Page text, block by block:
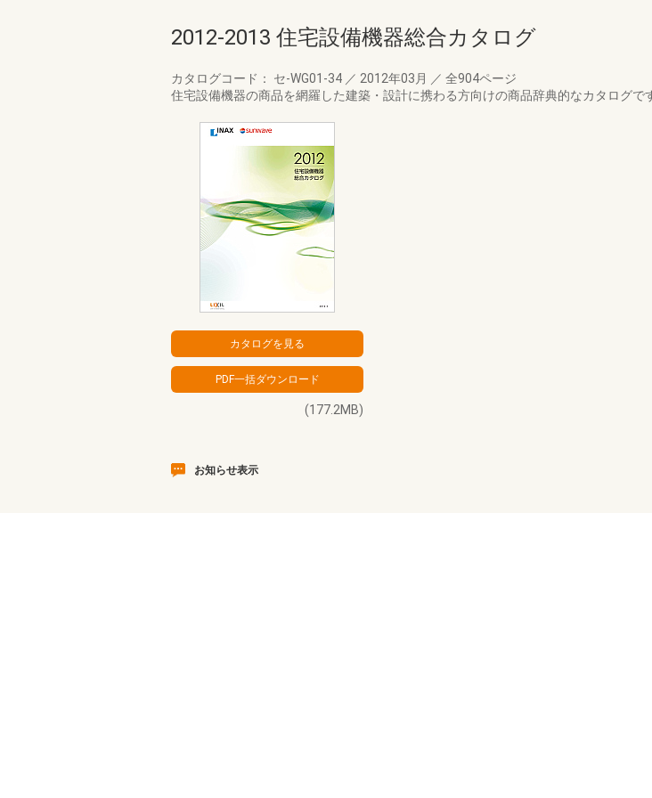
2012-2013 住宅設備機器総合カタログ
カタログコード： セ-WG01-34 ／ 2012年03月 ／ 全904ページ
住宅設備機器の商品を網羅した建築・設計に携わる方向けの商品辞典的なカタログで
(177.2MB)
お知らせ表示